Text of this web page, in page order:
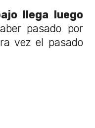
llega luego
pasado por
vez el pasado